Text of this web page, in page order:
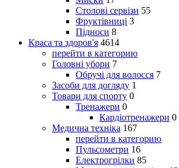
Столові сервізи 55
Фруктівниці 3
Підноси 8
Краса та здоров'я 4614
перейти в категорию
Головні убори 7
Обручі для волосся 7
Засоби для догляду 1
Товари для спорту 0
Тренажери 0
Кардіотренажери 0
Медична техніка 167
перейти в категорию
Пульсометри 16
Електрогрілки 85